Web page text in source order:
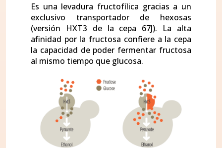
Es una levadura fructofílica gracias a un
exclusivo transportador de hexosas
(versión HXT3 de la cepa 67J). La alta
afinidad por la fructosa confiere a la cepa
la capacidad de poder fermentar fructosa
al mismo tiempo que glucosa.